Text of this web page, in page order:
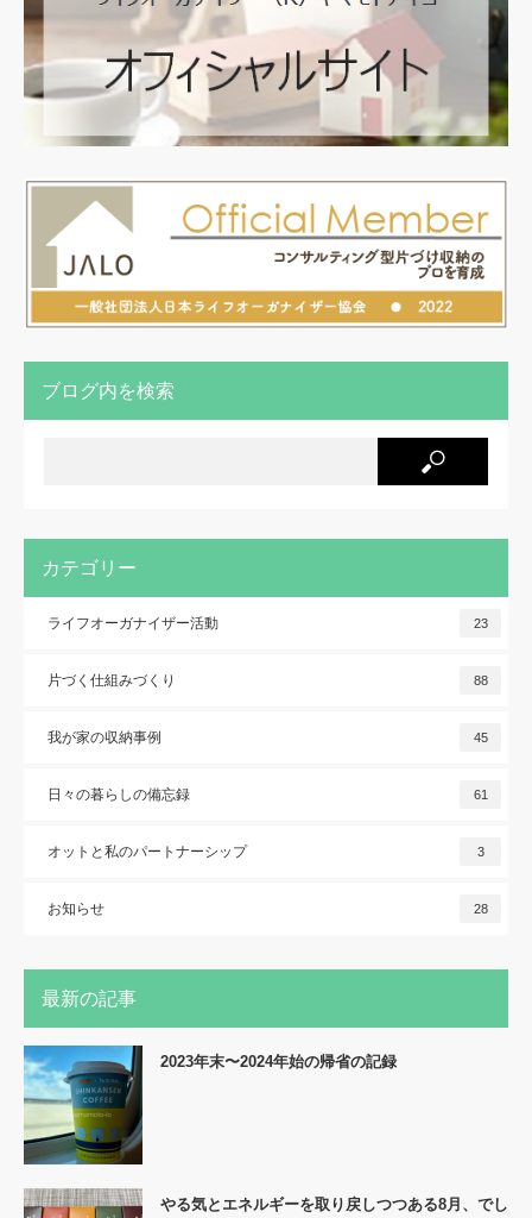
ブログ内を検索
カテゴリー
ライフオーガナイザー活動 23
片づく仕組みづくり 88
我が家の収納事例 45
日々の暮らしの備忘録 61
オットと私のパートナーシップ 3
お知らせ 28
最新の記事
2023年末〜2024年始の帰省の記録
やる気とエネルギーを取り戻しつつある8月、でし